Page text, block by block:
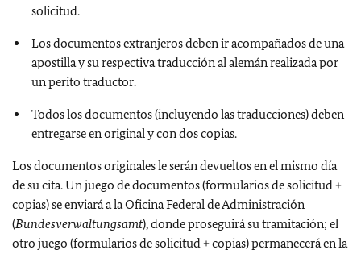
solicitud.
Los documentos extranjeros deben ir acompañados de una
apostilla y su respectiva traducción al alemán realizada por
un perito traductor.
Todos los documentos (incluyendo las traducciones) deben
entregarse en original y con dos copias.
Los documentos originales le serán devueltos en el mismo día
de su cita. Un juego de documentos (formularios de solicitud +
copias) se enviará a la Oficina Federal de Administración
(Bundesverwaltungsamt), donde proseguirá su tramitación; el
otro juego (formularios de solicitud + copias) permanecerá en la